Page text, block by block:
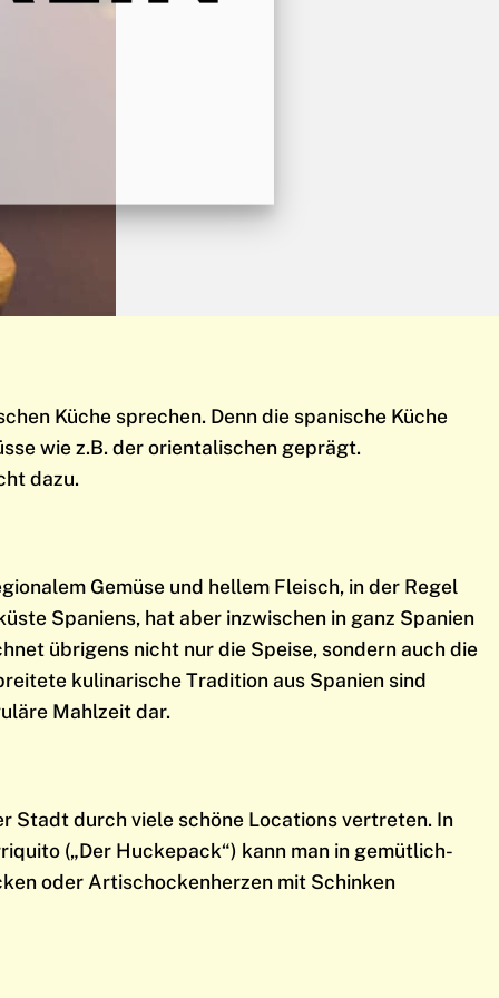
Küche sprechen. Denn die spanische Küche
wie z.B. der orientalischen geprägt.
dazu.
Gemüse und hellem Fleisch, in der Regel
Spaniens, hat aber inzwischen in ganz Spanien
übrigens nicht nur die Speise, sondern auch die
kulinarische Tradition aus Spanien sind
Mahlzeit dar.
Stadt durch viele schöne Locations vertreten. In
(„Der Huckepack“) kann man in gemütlich-
oder Artischockenherzen mit Schinken